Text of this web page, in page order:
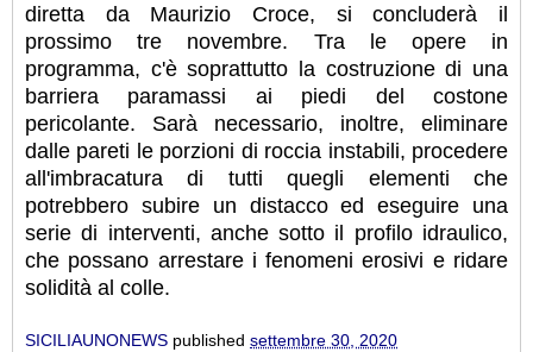
diretta da Maurizio Croce, si concluderà il
prossimo tre novembre. Tra le opere in
programma, c'è soprattutto la costruzione di una
barriera paramassi ai piedi del costone
pericolante. Sarà necessario, inoltre, eliminare
dalle pareti le porzioni di roccia instabili, procedere
all'imbracatura di tutti quegli elementi che
potrebbero subire un distacco ed eseguire una
serie di interventi, anche sotto il profilo idraulico,
che possano arrestare i fenomeni erosivi e ridare
solidità al colle.
SICILIAUNONEWS published settembre 30, 2020